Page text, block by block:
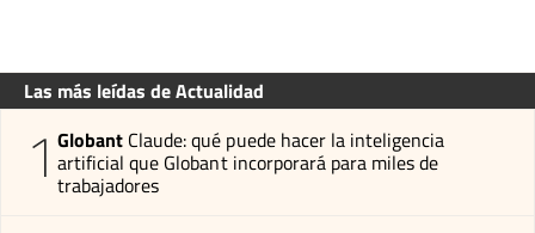
Las más leídas de Actualidad
1 Globant Claude: qué puede hacer la inteligencia
artificial que Globant incorporará para miles de
trabajadores